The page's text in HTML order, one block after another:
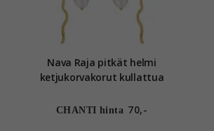
Nava Raja pitkät helmi
ketjukorvakorut kullattua
CHANTI hinta 70,-